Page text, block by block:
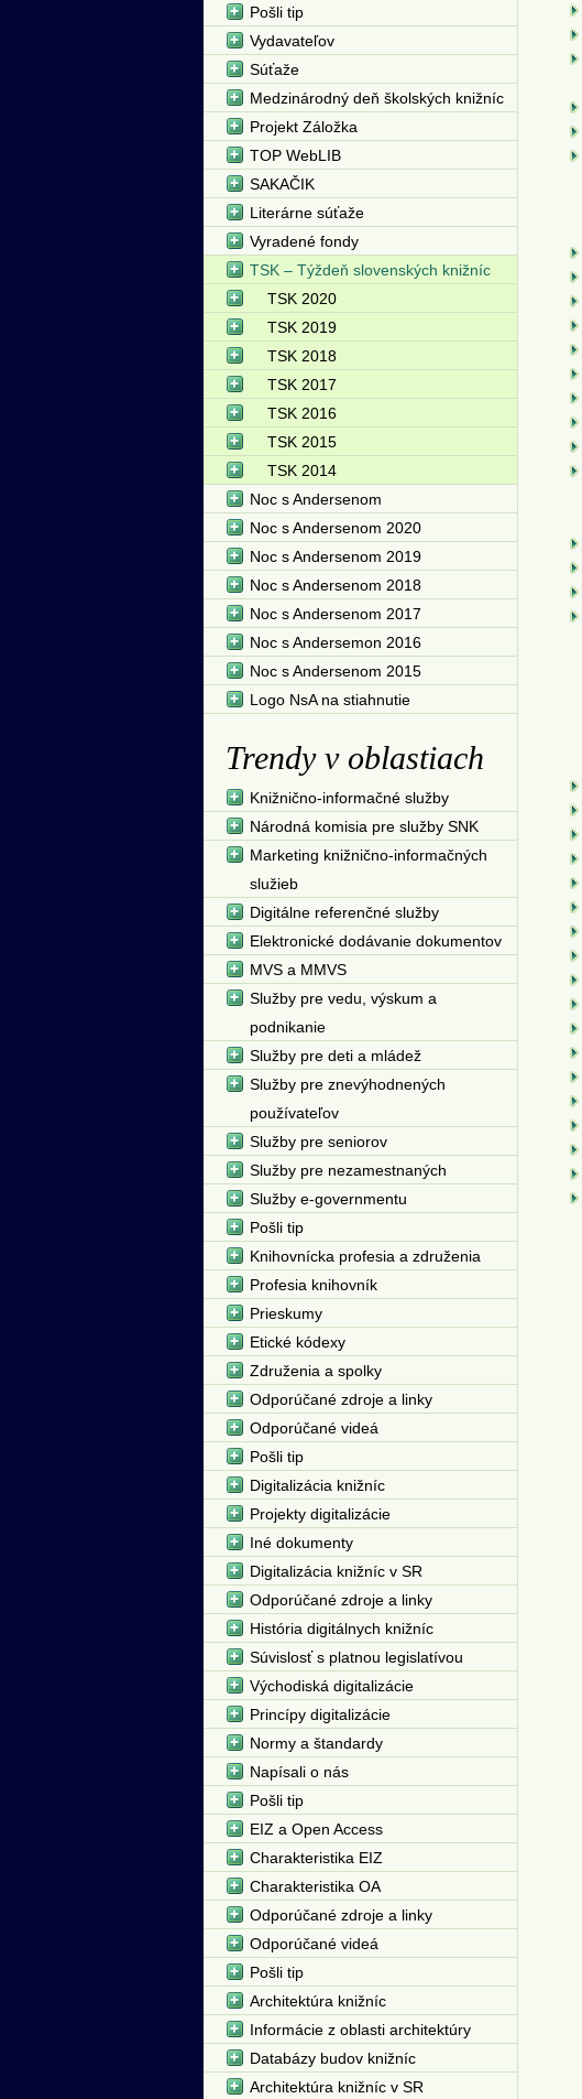
Pošli tip
Vydavateľov
Súťaže
Medzinárodný deň školských knižníc
Projekt Záložka
TOP WebLIB
SAKAČIK
Literárne súťaže
Vyradené fondy
TSK – Týždeň slovenských knižníc
TSK 2020
TSK 2019
TSK 2018
TSK 2017
TSK 2016
TSK 2015
TSK 2014
Noc s Andersenom
Noc s Andersenom 2020
Noc s Andersenom 2019
Noc s Andersenom 2018
Noc s Andersenom 2017
Noc s Andersemon 2016
Noc s Andersenom 2015
Logo NsA na stiahnutie
Trendy v oblastiach
Knižnično-informačné služby
Národná komisia pre služby SNK
Marketing knižnično-informačných
služieb
Digitálne referenčné služby
Elektronické dodávanie dokumentov
MVS a MMVS
Služby pre vedu, výskum a
podnikanie
Služby pre deti a mládež
Služby pre znevýhodnených
používateľov
Služby pre seniorov
Služby pre nezamestnaných
Služby e-governmentu
Pošli tip
Knihovnícka profesia a združenia
Profesia knihovník
Prieskumy
Etické kódexy
Združenia a spolky
Odporúčané zdroje a linky
Odporúčané videá
Pošli tip
Digitalizácia knižníc
Projekty digitalizácie
Iné dokumenty
Digitalizácia knižníc v SR
Odporúčané zdroje a linky
História digitálnych knižníc
Súvislosť s platnou legislatívou
Východiská digitalizácie
Princípy digitalizácie
Normy a štandardy
Napísali o nás
Pošli tip
EIZ a Open Access
Charakteristika EIZ
Charakteristika OA
Odporúčané zdroje a linky
Odporúčané videá
Pošli tip
Architektúra knižníc
Informácie z oblasti architektúry
Databázy budov knižníc
Architektúra knižníc v SR